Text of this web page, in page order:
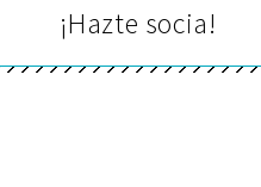
¡Hazte socia!